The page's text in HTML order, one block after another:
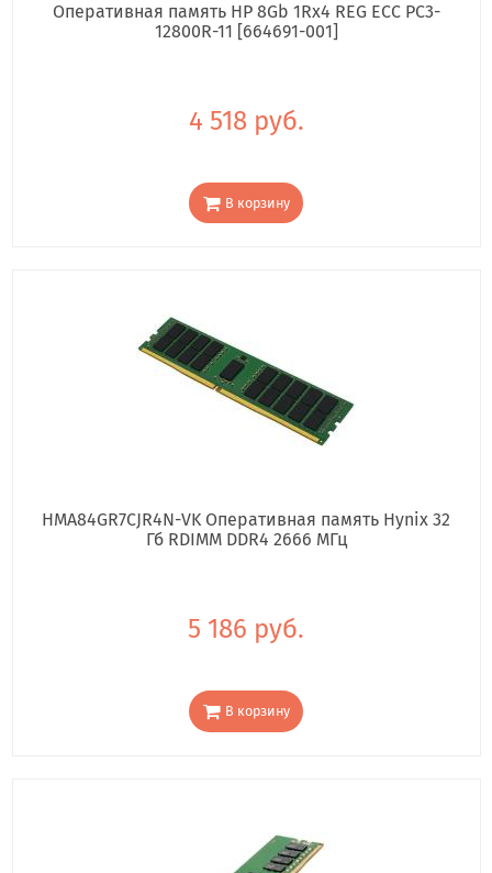
Оперативная память HP 8Gb 1Rx4 REG ECC PC3-
12800R-11 [664691-001]
4 518 руб.
В корзину
HMA84GR7CJR4N-VK Оперативная память Hynix 32
Гб RDIMM DDR4 2666 МГц
5 186 руб.
В корзину